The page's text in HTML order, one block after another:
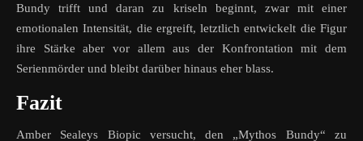
Bundy trifft und daran zu kriseln beginnt, zwar mit einer
emotionalen Intensität, die ergreift, letztlich entwickelt die Figur
ihre Stärke aber vor allem aus der Konfrontation mit dem
Serienmörder und bleibt darüber hinaus eher blass.
Fazit
Amber Sealeys Biopic versucht, den „Mythos Bundy“ zu